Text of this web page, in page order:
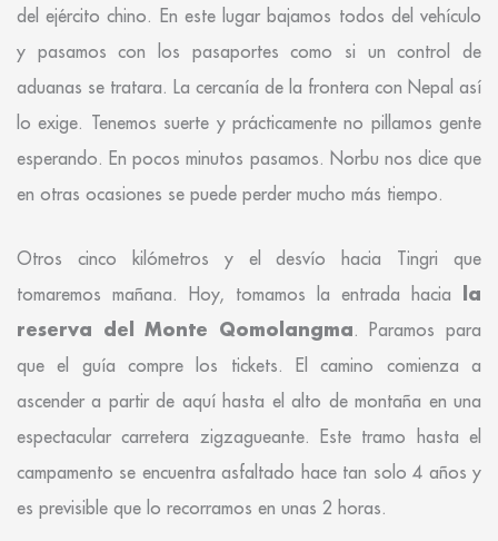
del ejército chino. En este lugar bajamos todos del vehículo
y pasamos con los pasaportes como si un control de
aduanas se tratara. La cercanía de la frontera con Nepal así
lo exige. Tenemos suerte y prácticamente no pillamos gente
esperando. En pocos minutos pasamos. Norbu nos dice que
en otras ocasiones se puede perder mucho más tiempo.
Otros cinco kilómetros y el desvío hacia Tingri que
tomaremos mañana. Hoy, tomamos la entrada hacia
la
reserva del Monte Qomolangma. Paramos para
que el guía compre los tickets. El camino comienza a
ascender a partir de aquí hasta el alto de montaña en una
espectacular carretera zigzagueante. Este tramo hasta el
campamento se encuentra asfaltado hace tan solo 4 años y
es previsible que lo recorramos en unas 2 horas.